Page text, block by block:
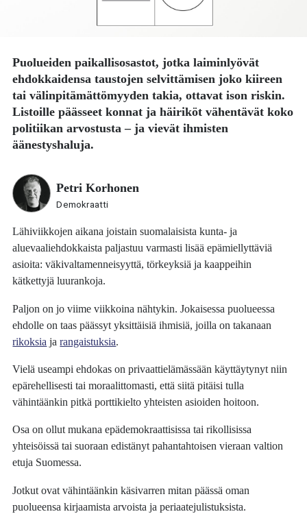
Puolueiden paikallisosastot, jotka laiminlyövät
ehdokkaidensa taustojen selvittämisen joko kiireen
tai välinpitämättömyyden takia, ottavat ison riskin.
Listoille päässeet konnat ja häiriköt vähentävät koko
politiikan arvostusta – ja vievät ihmisten
äänestyshaluja.
Petri Korhonen
Demokraatti
Lähiviikkojen aikana joistain suomalaisista kunta- ja
aluevaaliehdokkaista paljastuu varmasti lisää epämiellyttäviä
asioita: väkivaltamenneisyyttä, törkeyksiä ja kaappeihin
kätkettyjä luurankoja.
Paljon on jo viime viikkoina nähtykin. Jokaisessa puolueessa
ehdolle on taas päässyt yksittäisiä ihmisiä, joilla on takanaan
rikoksia jarangaistuksia.
Vielä useampi ehdokas on privaattielämässään käyttäytynyt niin
epärehellisesti tai moraalittomasti, että siitä pitäisi tulla
vähintäänkin pitkä porttikielto yhteisten asioiden hoitoon.
Osa on ollut mukana epädemokraattisissa tai rikollisissa
yhteisöissä tai suoraan edistänyt pahantahtoisen vieraan valtion
etuja Suomessa.
Jotkut ovat vähintäänkin käsivarren mitan päässä oman
puolueensa kirjaamista arvoista ja periaatejulistuksista.